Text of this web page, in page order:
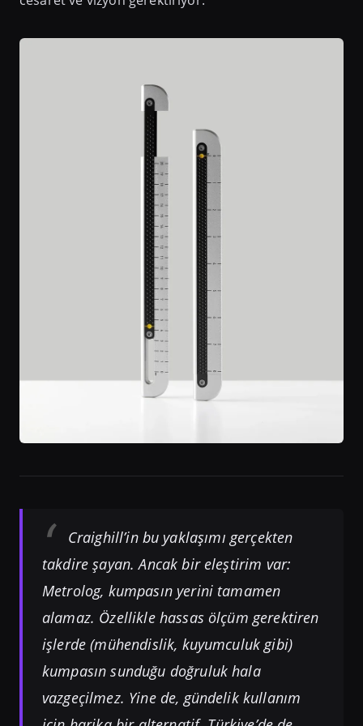
Craighill’in bu yaklaşımı gerçekten
takdire şayan. Ancak bir eleştirim var:
Metrolog, kumpasın yerini tamamen
alamaz. Özellikle hassas ölçüm gerektiren
işlerde (mühendislik, kuyumculuk gibi)
kumpasın sunduğu doğruluk hala
vazgeçilmez. Yine de, gündelik kullanım